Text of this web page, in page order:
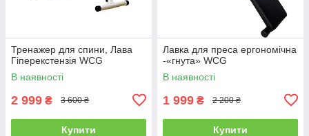
Тренажер для спини, Лава
Гіперекстензія WCG
В наявності
2 999 ₴ 3 600 ₴
Купити
Лавка для преса ергономічна
-«гнута» WCG
В наявності
1 999 ₴ 2 200 ₴
Купити